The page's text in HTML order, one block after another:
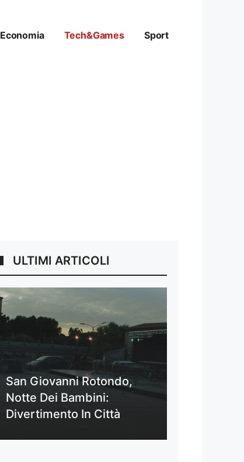
Economia Tech&Games Sport
ULTIMI ARTICOLI
San Giovanni Rotondo,
Notte Dei Bambini:
Divertimento In Città